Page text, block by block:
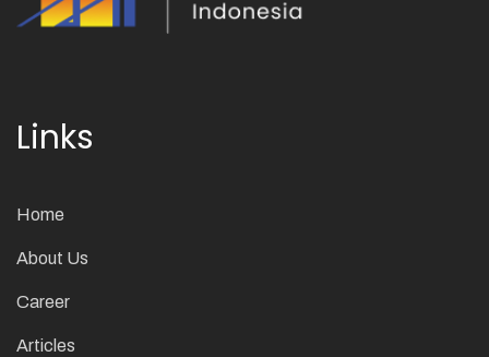
Links
Home
About Us
Career
Articles